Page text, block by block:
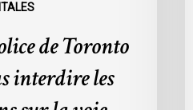
de Toronto
interdire les